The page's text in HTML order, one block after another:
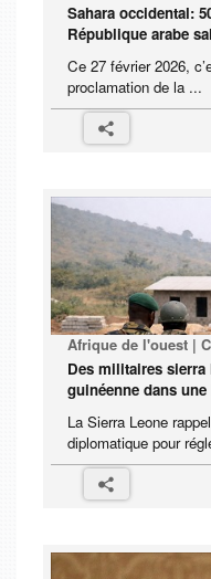
Sahara occidental:
République arabe
Ce 27 février 2026,
proclamation de la ...
Afrique de l'ouest |
Des militaires sierra
guinéenne dans
La Sierra Leone
diplomatique pour